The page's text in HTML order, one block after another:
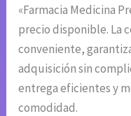
«Farmacia Medicina
precio disponible. La
conveniente,
adquisición sin
entrega eficientes y
comodidad.